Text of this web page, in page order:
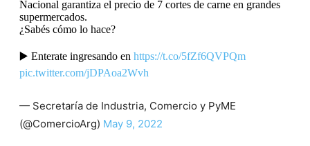
Nacional garantiza el precio de 7 cortes de carne en grandes
supermercados.
¿Sabés cómo lo hace?
▶️ Enterate ingresando en https://t.co/5fZf6QVPQm
pic.twitter.com/jDPAoa2Wvh
— Secretaría de Industria, Comercio y PyME
(@ComercioArg) May 9, 2022